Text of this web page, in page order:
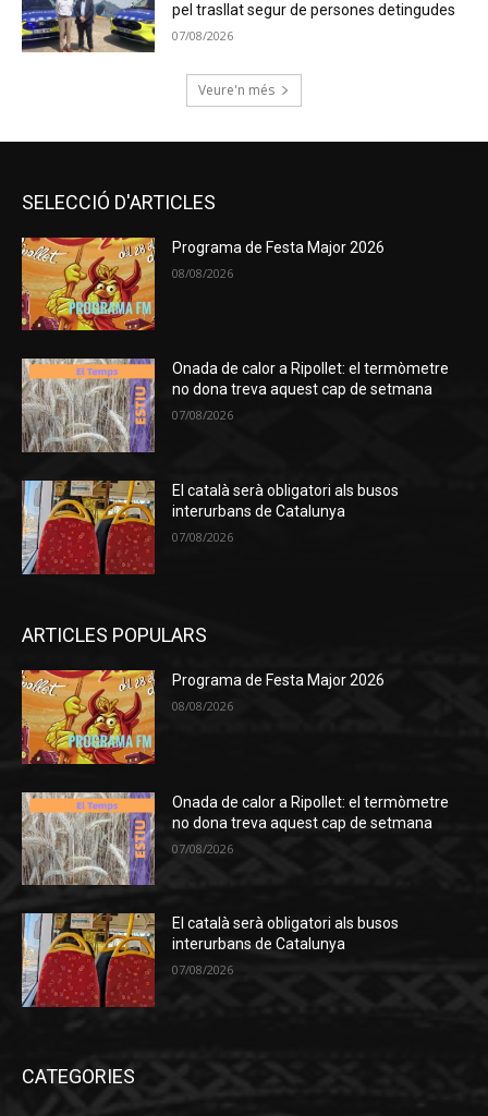
pel trasllat segur de persones detingudes
07/08/2026
Veure'n més
SELECCIÓ D'ARTICLES
Programa de Festa Major 2026
08/08/2026
Onada de calor a Ripollet: el termòmetre
no dona treva aquest cap de setmana
07/08/2026
El català serà obligatori als busos
interurbans de Catalunya
07/08/2026
ARTICLES POPULARS
Programa de Festa Major 2026
08/08/2026
Onada de calor a Ripollet: el termòmetre
no dona treva aquest cap de setmana
07/08/2026
El català serà obligatori als busos
interurbans de Catalunya
07/08/2026
CATEGORIES